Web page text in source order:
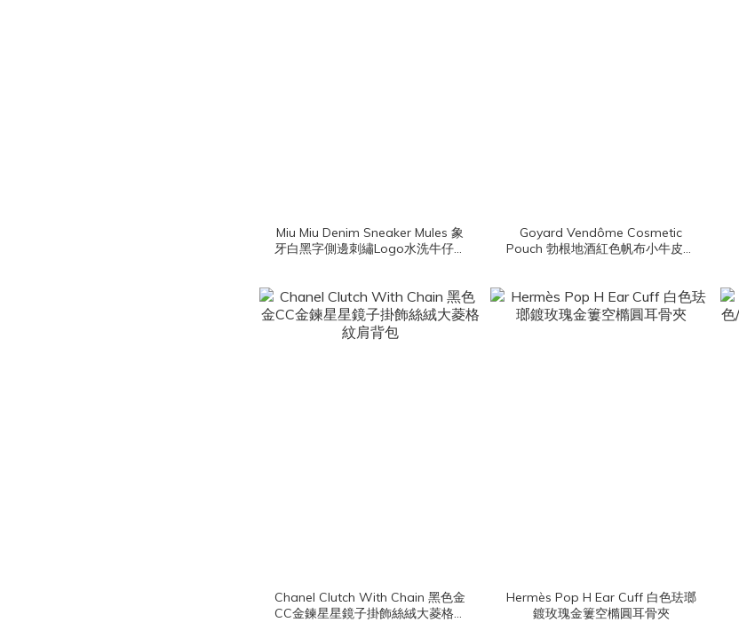
Miu Miu Denim Sneaker Mules 象
牙白黑字側邊刺繡Logo水洗牛仔棉
Goyard Vendôme Cosmetic
Pouch 勃根地酒紅色帆布小牛皮黃
Chanel Clutch With Chain 黑色金
CC金鍊星星鏡子掛飾絲絨大菱格紋
Hermès Pop H Ear Cuff 白色珐瑯
鍍玫瑰金簍空橢圓耳骨夾